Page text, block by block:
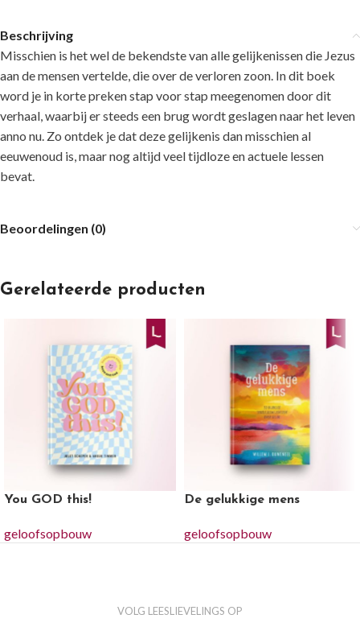
Beschrijving
Misschien is het wel de bekendste van alle gelijkenissen die Jezus
aan de mensen vertelde, die over de verloren zoon. In dit boek
word je in korte preken stap voor stap meegenomen door dit
verhaal, waarbij er steeds een brug wordt geslagen naar het leven
anno nu. Zo ontdek je dat deze gelijkenis dan misschien al
eeuwenoud is, maar nog altijd veel tijdloze en actuele lessen
bevat.
Beoordelingen (0)
Gerelateerde producten
You GOD this!
geloofsopbouw
De gelukkige mens
geloofsopbouw
VOLG LEESLIEVELINGS OP